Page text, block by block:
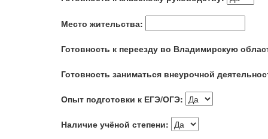
Место жительства:
Готовность к переезду во Владимирскую
Готовность заниматься внеурочной
Опыт подготовки к ЕГЭ/ОГЭ:
Наличие учёной степени: